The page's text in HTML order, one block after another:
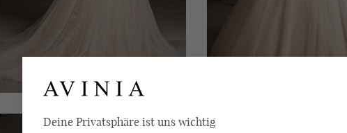
Deine Privatsphäre ist uns wichtig